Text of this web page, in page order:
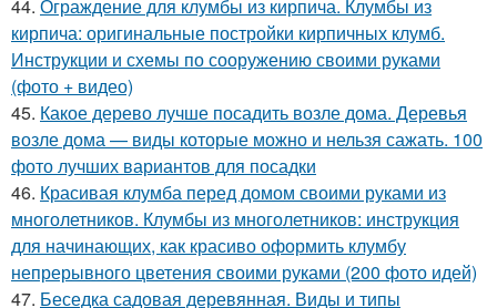
44. Ограждение для клумбы из кирпича. Клумбы из
кирпича: оригинальные постройки кирпичных клумб.
Инструкции и схемы по сооружению своими руками
(фото + видео)
45. Какое дерево лучше посадить возле дома. Деревья
возле дома — виды которые можно и нельзя сажать. 100
фото лучших вариантов для посадки
46. Красивая клумба перед домом своими руками из
многолетников. Клумбы из многолетников: инструкция
для начинающих, как красиво оформить клумбу
непрерывного цветения своими руками (200 фото идей)
47. Беседка садовая деревянная. Виды и типы